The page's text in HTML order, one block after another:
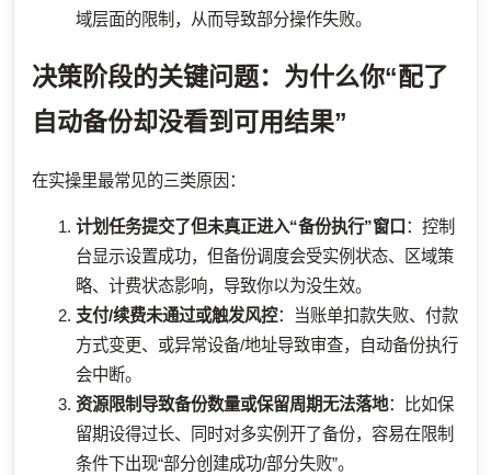
域层面的限制，从而导致部分操作失败。
决策阶段的关键问题：为什么你“配了
自动备份却没看到可用结果”
在实操里最常见的三类原因：
计划任务提交了但未真正进入“备份执行”窗口 ：控制
台显示设置成功，但备份调度会受实例状态、区域策
略、计费状态影响，导致你以为没生效。
支付/续费未通过或触发风控：当账单扣款失败、付款
方式变更、或异常设备/地址导致审查，自动备份执行
会中断。
资源限制导致备份数量或保留周期无法落地：比如保
留期设得过长、同时对多实例开了备份，容易在限制
条件下出现“部分创建成功/部分失败”。